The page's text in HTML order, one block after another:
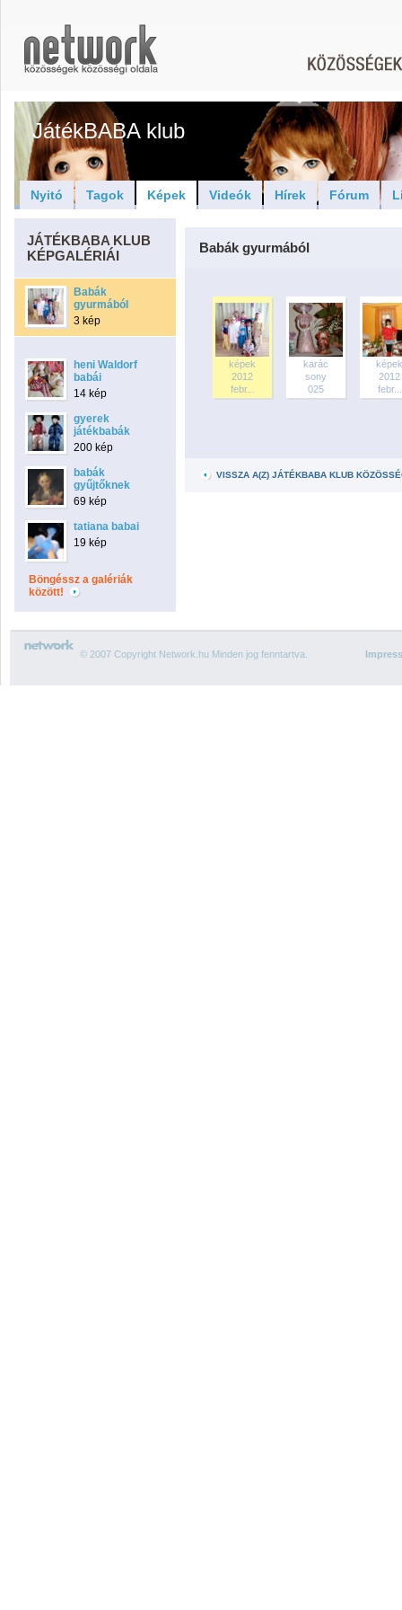
JátékBABA klub
Nyitó Tagok Képek Videók Hírek Fórum
JÁTÉKBABA KLUB
KÉPGALÉRIÁI
Babák
gyurmából
3 kép
heni Waldorf
babái
14 kép
gyerek
játékbabák
200 kép
babák
gyűjtőknek
69 kép
tatiana babai
19 kép
Böngéssz a galériák
között!
Babák gyurmából
képek
2012
febr...
karác
sony
025
képek
2012
febr...
VISSZA A(Z) JÁTÉKBABA KLUB
© 2007 Copyright Network.hu Minden jog fenntartva.